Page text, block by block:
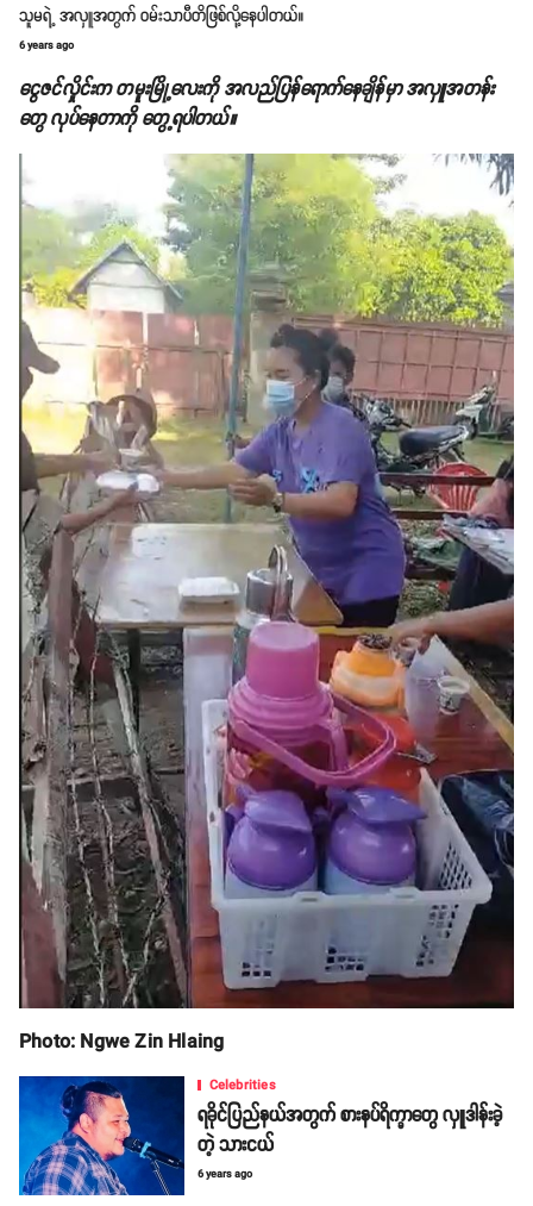
သူမရဲ့ အလှူအတွက် ဝမ်းသာပီတိဖြစ်လို့နေပါတယ်။
6 years ago
ငွေဇင်လှိုင်းက တမူးမြို့လေးကို အလည်ပြန်ရောက်နေချိန်မှာ အလှူအတန်း
တွေ လုပ်နေတာကို တွေ့ရပါတယ်။
Photo: Ngwe Zin Hlaing
Celebrities
ရခိုင်ပြည်နယ်အတွက် စားနပ်ရိက္ခာတွေ လှူဒါန်းခဲ့
တဲ့ သားငယ်
6 years ago